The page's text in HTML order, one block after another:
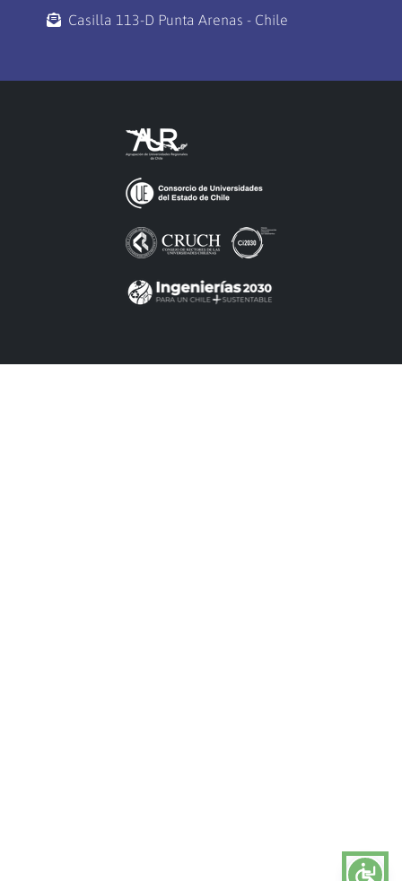
Casilla 113-D Punta Arenas - Chile